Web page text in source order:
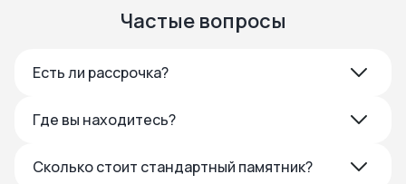
Частые вопросы
Есть ли рассрочка?
Где вы находитесь?
Сколько стоит стандартный памятник?